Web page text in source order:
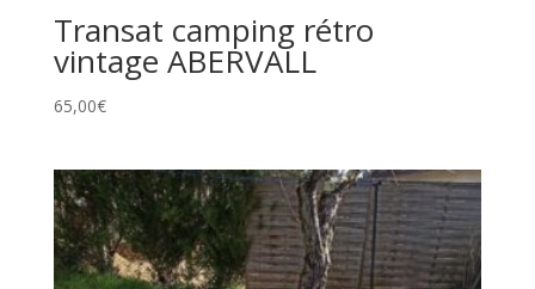
Transat camping rétro
vintage ABERVALL
65,00€